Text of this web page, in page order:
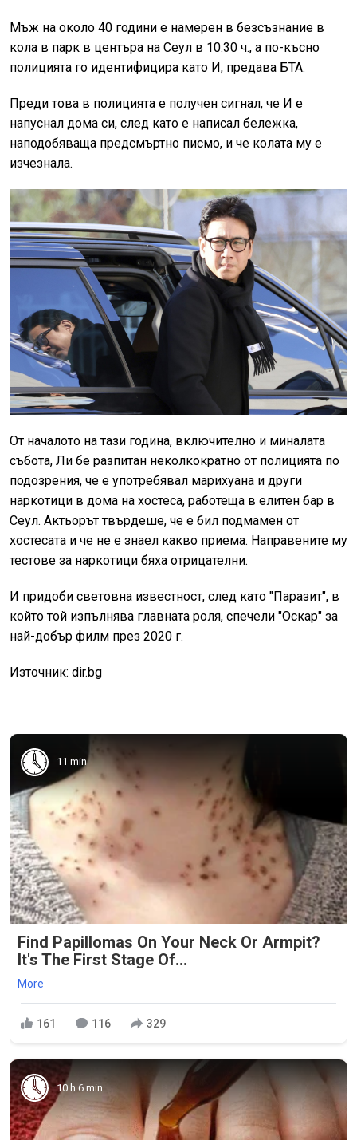
Мъж на около 40 години е намерен в безсъзнание в
кола в парк в центъра на Сеул в 10:30 ч., а по-късно
полицията го идентифицира като И, предава БТА.
Преди това в полицията е получен сигнал, че И е
напуснал дома си, след като е написал бележка,
наподобяваща предсмъртно писмо, и че колата му е
изчезнала.
От началото на тази година, включително и миналата
събота, Ли бе разпитан неколкократно от полицията по
подозрения, че е употребявал марихуана и други
наркотици в дома на хостеса, работеща в елитен бар в
Сеул. Актьорът твърдеше, че е бил подмамен от
хостесата и че не е знаел какво приема. Направените му
тестове за наркотици бяха отрицателни.
И придоби световна известност, след като "Паразит", в
който той изпълнява главната роля, спечели "Оскар" за
най-добър филм през 2020 г.
Източник: dir.bg
11 min
Find Papillomas On Your Neck Or Armpit?
It's The First Stage Of...
More
161 116 329
10 h 6 min